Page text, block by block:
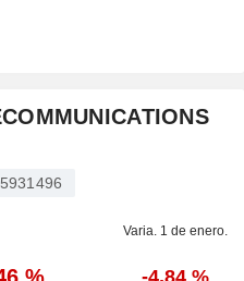
Varia. 1 de enero.